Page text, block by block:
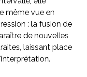
même vue en
: la fusion de
de nouvelles
laissant place